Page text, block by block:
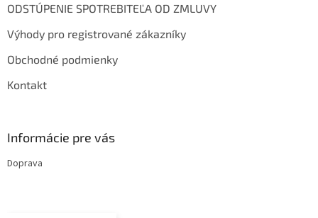
ODSTÚPENIE SPOTREBITEĽA OD ZMLUVY
Výhody pro registrované zákazníky
Obchodné podmienky
Kontakt
Informácie pre vás
Doprava